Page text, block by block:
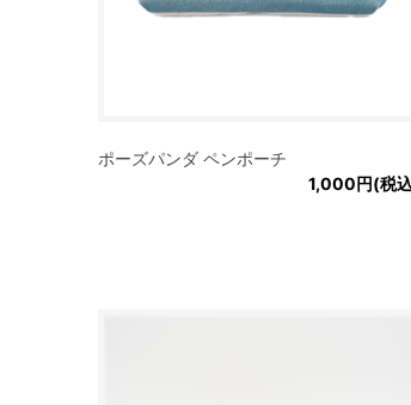
ポーズパンダ ペンポーチ
1,000円(税